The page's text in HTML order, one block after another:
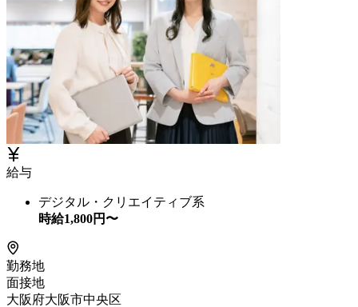
給与
デジタル・クリエイティブ系
時給1,800円〜
勤務地
面接地
大阪府大阪市中央区